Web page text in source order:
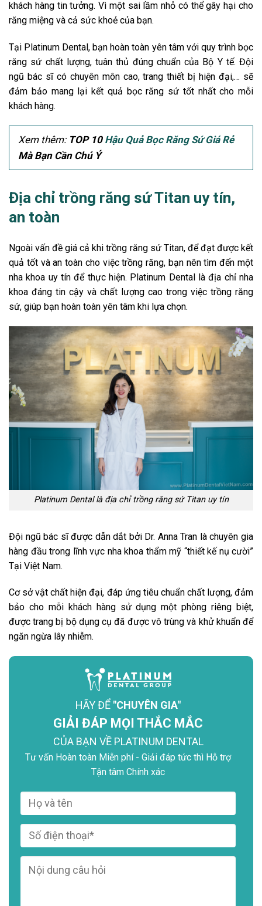
khách hàng tin tưởng. Vì một sai lầm nhỏ có thể gây hại cho
răng miệng và cả sức khoẻ của bạn.
Tại Platinum Dental, bạn hoàn toàn yên tâm với quy trình bọc
răng sứ chất lượng, tuân thủ đúng chuẩn của Bộ Y tế. Đội
ngũ bác sĩ có chuyên môn cao, trang thiết bị hiện đại,… sẽ
đảm bảo mang lại kết quả bọc răng sứ tốt nhất cho mỗi
khách hàng.
Xem thêm: TOP 10 Hậu Quả Bọc Răng Sứ Giá Rẻ
Mà Bạn Cần Chú Ý
Địa chỉ trồng răng sứ Titan uy tín,
an toàn
Ngoài vấn đề giá cả khi trồng răng sứ Titan, để đạt được kết
quả tốt và an toàn cho việc trồng răng, bạn nên tìm đến một
nha khoa uy tín để thực hiện. Platinum Dental là địa chỉ nha
khoa đáng tin cậy và chất lượng cao trong việc trồng răng
sứ, giúp bạn hoàn toàn yên tâm khi lựa chọn.
Platinum Dental là địa chỉ trồng răng sứ Titan uy tín
Đội ngũ bác sĩ được dẫn dắt bởi Dr. Anna Tran là chuyên gia
hàng đầu trong lĩnh vực nha khoa thẩm mỹ “thiết kế nụ cười”
Tại Việt Nam.
Cơ sở vật chất hiện đại, đáp ứng tiêu chuẩn chất lượng, đảm
bảo cho mỗi khách hàng sử dụng một phòng riêng biệt,
được trang bị bộ dụng cụ đã được vô trùng và khử khuẩn để
ngăn ngừa lây nhiễm.
HÃY ĐỂ "CHUYÊN GIA"
GIẢI ĐÁP MỌI THẮC MẮC
CỦA BẠN VỀ PLATINUM DENTAL
Tư vấn Hoàn toàn Miễn phí - Giải đáp tức thì Hỗ trợ
Tận tâm Chính xác